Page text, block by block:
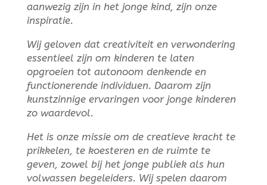
aanwezig zijn in het jonge kind, zijn onze
inspiratie.
Wij geloven dat creativiteit en verwondering
essentieel zijn om kinderen te laten
opgroeien tot autonoom denkende en
functionerende individuen. Daarom zijn
kunstzinnige ervaringen voor jonge kinderen
zo waardevol.
Het is onze missie om de creatieve kracht te
prikkelen, te koesteren en de ruimte te
geven, zowel bij het jonge publiek als hun
volwassen begeleiders. Wij spelen daarom